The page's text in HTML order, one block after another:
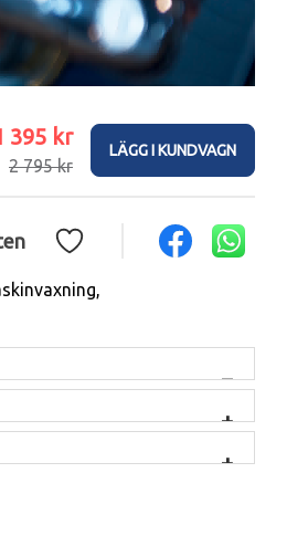
395 kr
2 795 kr
LÄGG I KUNDVAGN